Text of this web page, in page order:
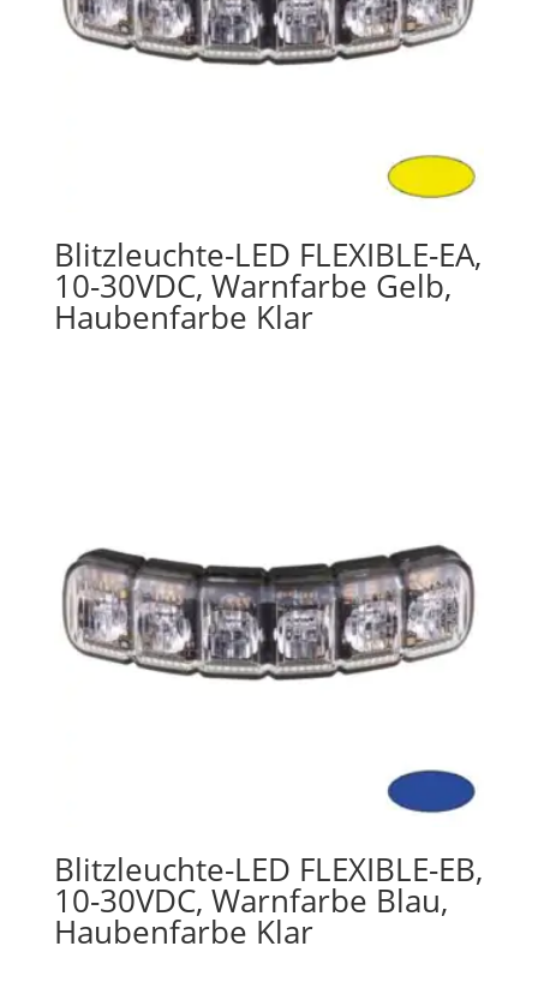
Blitzleuchte-LED FLEXIBLE-EA,
10-30VDC, Warnfarbe Gelb,
Haubenfarbe Klar
Blitzleuchte-LED FLEXIBLE-EB,
10-30VDC, Warnfarbe Blau,
Haubenfarbe Klar